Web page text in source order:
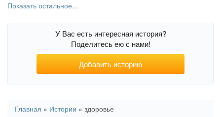
первый раз 2216
море 1136 животных 1071
войну 708
507 подростков 505
Показать остальное...
У Вас есть интересная история?
Поделитесь ею с нами!
Добавить историю
Вы
Главная » Истории » здоровье